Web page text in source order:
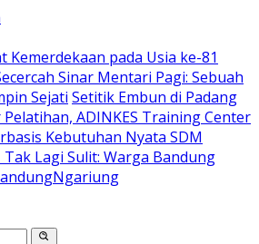
Kemerdekaan pada Usia ke-81
Sinar Mentari Pagi: Sebuah
Sejati Setitik Embun di Padang
ADINKES Training Center
Kebutuhan Nyata SDM
Tak Lagi Sulit: Warga Bandung